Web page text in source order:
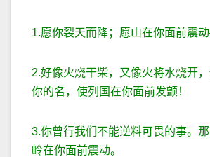
1.愿你裂天而降；愿山在你面前震
2.好像火烧干柴，又像火将水烧开
你的名，使列国在你面前发颤！
3.你曾行我们不能逆料可畏的事。
岭在你面前震动。